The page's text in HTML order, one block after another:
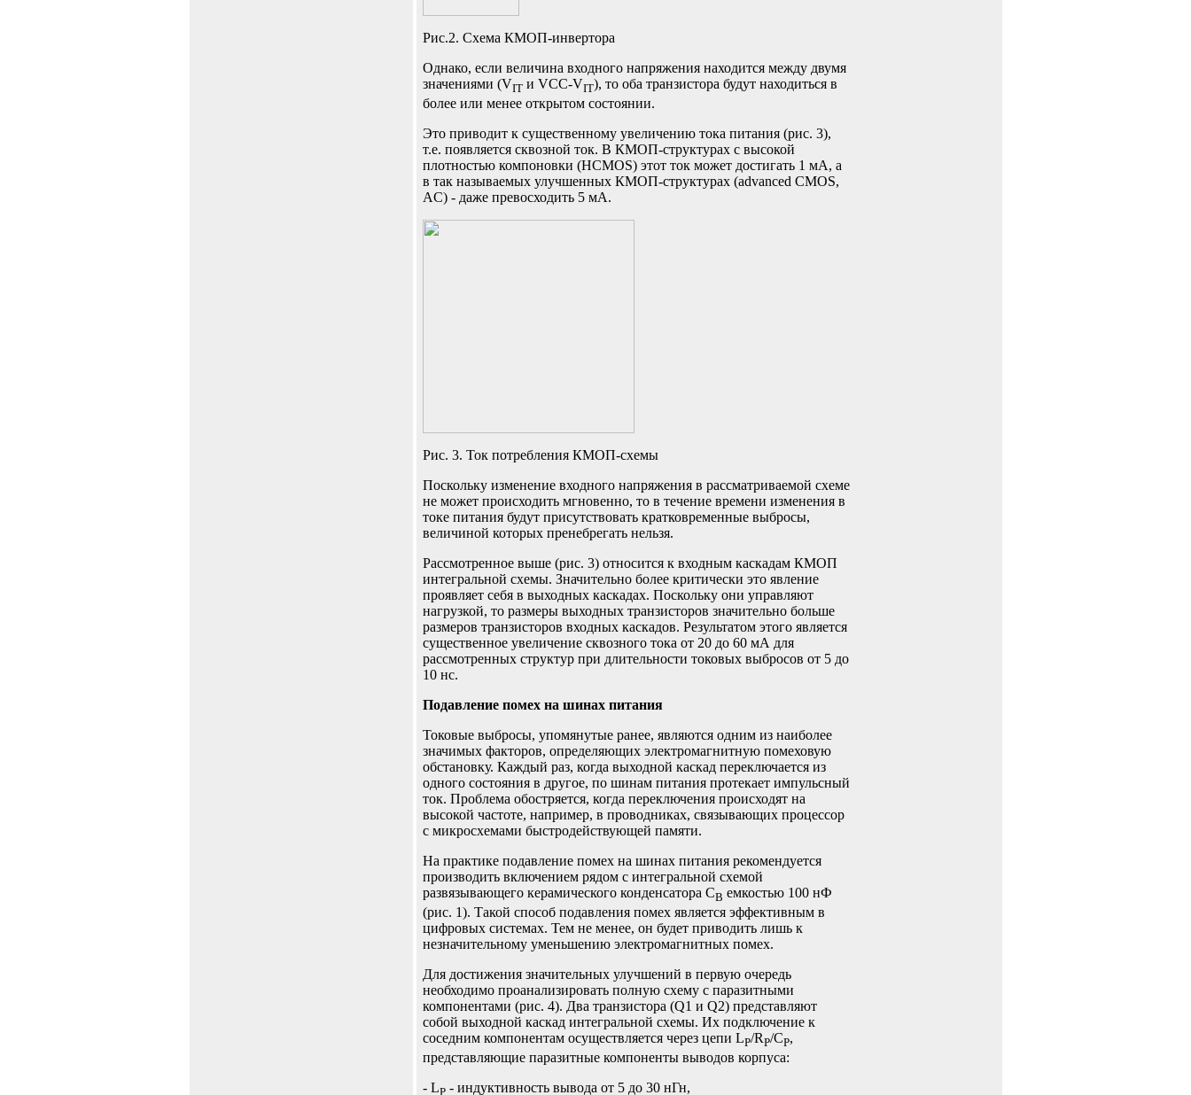
Рис.2. Схема КМОП-инвертора
Однако, если величина входного напряжения находится между двумя
значениями (VITи VCC-VIT), то оба транзистора будут находиться в
более или менее открытом состоянии.
Это приводит к существенному увеличению тока питания (рис. 3),
т.е. появляется сквозной ток. В КМОП-структурах с высокой
плотностью компоновки (HCMOS) этот ток может достигать 1 мА, а
в так называемых улучшенных КМОП-структурах (advanced CMOS,
AC) - даже превосходить 5 мА.
Рис. 3. Ток потребления КМОП-схемы
Поскольку изменение входного напряжения в рассматриваемой схеме
не может происходить мгновенно, то в течение времени изменения в
токе питания будут присутствовать кратковременные выбросы,
величиной которых пренебрегать нельзя.
Рассмотренное выше (рис. 3) относится к входным каскадам КМОП
интегральной схемы. Значительно более критически это явление
проявляет себя в выходных каскадах. Поскольку они управляют
нагрузкой, то размеры выходных транзисторов значительно больше
размеров транзисторов входных каскадов. Результатом этого является
существенное увеличение сквозного тока от 20 до 60 мА для
рассмотренных структур при длительности токовых выбросов от 5 до
10 нс.
Подавление помех на шинах питания
Токовые выбросы, упомянутые ранее, являются одним из наиболее
значимых факторов, определяющих электромагнитную помеховую
обстановку. Каждый раз, когда выходной каскад переключается из
одного состояния в другое, по шинам питания протекает импульсный
ток. Проблема обостряется, когда переключения происходят на
высокой частоте, например, в проводниках, связывающих процессор
с микросхемами быстродействующей памяти.
На практике подавление помех на шинах питания рекомендуется
производить включением рядом с интегральной схемой
развязывающего керамического конденсатора CB емкостью 100 нФ
(рис. 1). Такой способ подавления помех является эффективным в
цифровых системах. Тем не менее, он будет приводить лишь к
незначительному уменьшению электромагнитных помех.
Для достижения значительных улучшений в первую очередь
необходимо проанализировать полную схему с паразитными
компонентами (рис. 4). Два транзистора (Q1 и Q2) представляют
собой выходной каскад интегральной схемы. Их подключение к
соседним компонентам осуществляется через цепи LP/RP/CP,
представляющие паразитные компоненты выводов корпуса:
- LP- индуктивность вывода от 5 до 30 нГн,